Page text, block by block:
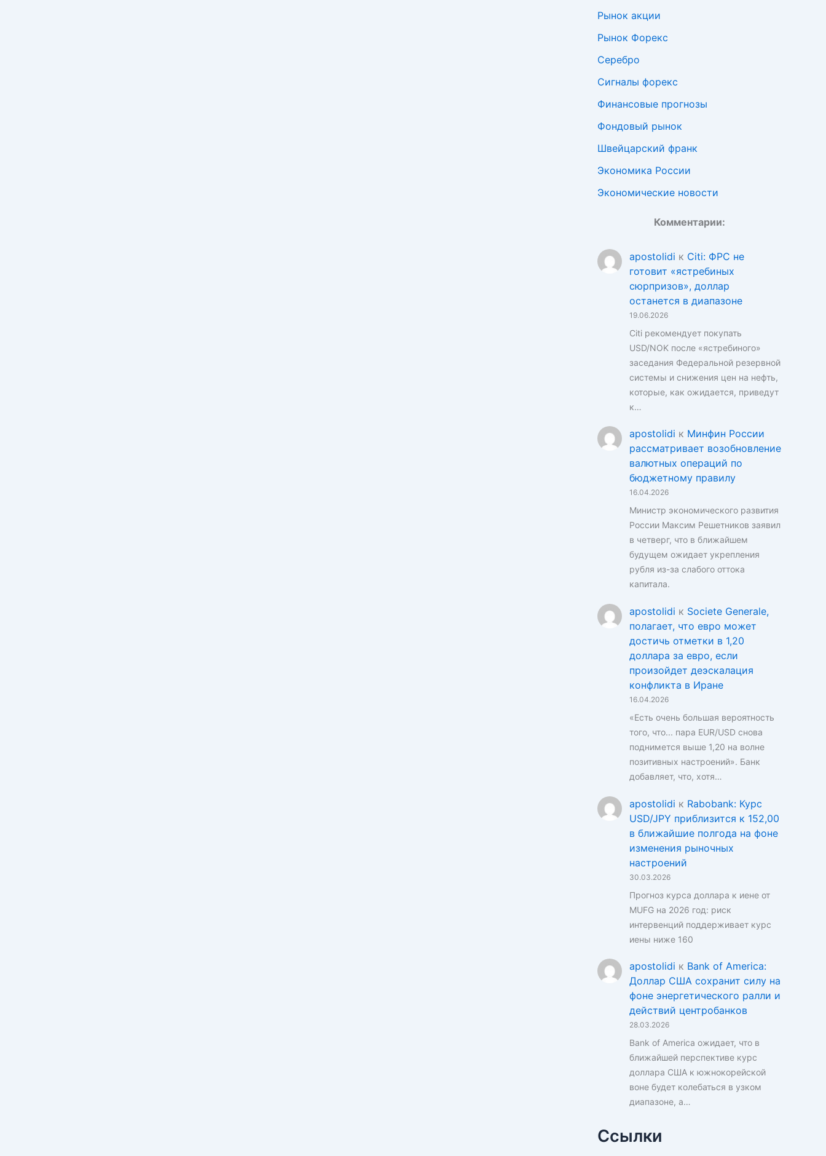
Рынок акции
Рынок Форекс
Серебро
Сигналы форекс
Финансовые прогнозы
Фондовый рынок
Швейцарский франк
Экономика России
Экономические новости
Комментарии:
apostolidi к Citi: ФРС не
готовит «ястребиных
сюрпризов», доллар
останется в диапазоне
19.06.2026
Citi рекомендует покупать
USD/NOK после «ястребиного»
заседания Федеральной резервной
системы и снижения цен на нефть,
которые, как ожидается, приведут
к…
apostolidi к Минфин России
рассматривает возобновление
валютных операций по
бюджетному правилу
16.04.2026
Министр экономического развития
России Максим Решетников заявил
в четверг, что в ближайшем
будущем ожидает укрепления
рубля из-за слабого оттока
капитала.
apostolidi к Societe Generale,
полагает, что евро может
достичь отметки в 1,20
доллара за евро, если
произойдет деэскалация
конфликта в Иране
16.04.2026
«Есть очень большая вероятность
того, что... пара EUR/USD снова
поднимется выше 1,20 на волне
позитивных настроений». Банк
добавляет, что, хотя…
apostolidi к Rabobank: Курс
USD/JPY приблизится к 152,00
в ближайшие полгода на фоне
изменения рыночных
настроений
30.03.2026
Прогноз курса доллара к иене от
MUFG на 2026 год: риск
интервенций поддерживает курс
иены ниже 160
apostolidi к Bank of America:
Доллар США сохранит силу на
фоне энергетического ралли и
действий центробанков
28.03.2026
Bank of America ожидает, что в
ближайшей перспективе курс
доллара США к южнокорейской
воне будет колебаться в узком
диапазоне, а…
Ссылки